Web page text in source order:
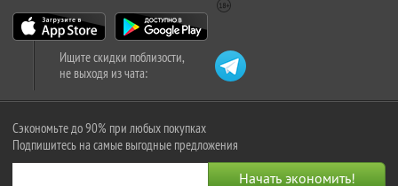
Ищите скидки поблизости,
не выходя из чата:
Сэкономьте до 90% при любых покупках
Подпишитесь на самые выгодные предложения